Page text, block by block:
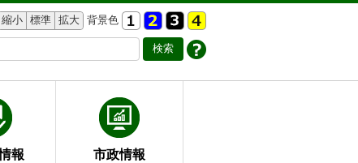
縮小 標準 拡大 背景色
報 市政情報